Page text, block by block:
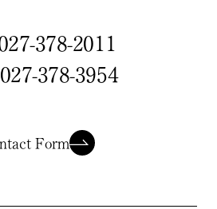
378-2011
027-378-3954
Form